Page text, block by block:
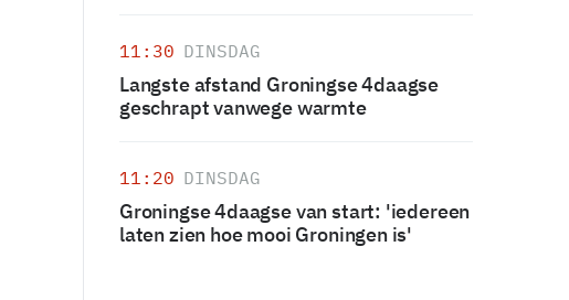
11:30 DINSDAG
Langste afstand Groningse 4daagse
geschrapt vanwege warmte
11:20 DINSDAG
Groningse 4daagse van start: 'iedereen
laten zien hoe mooi Groningen is'